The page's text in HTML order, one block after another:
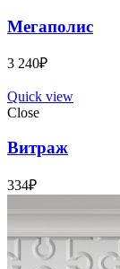
Мегаполис
3 240₽
Quick view
Close
Витраж
334₽